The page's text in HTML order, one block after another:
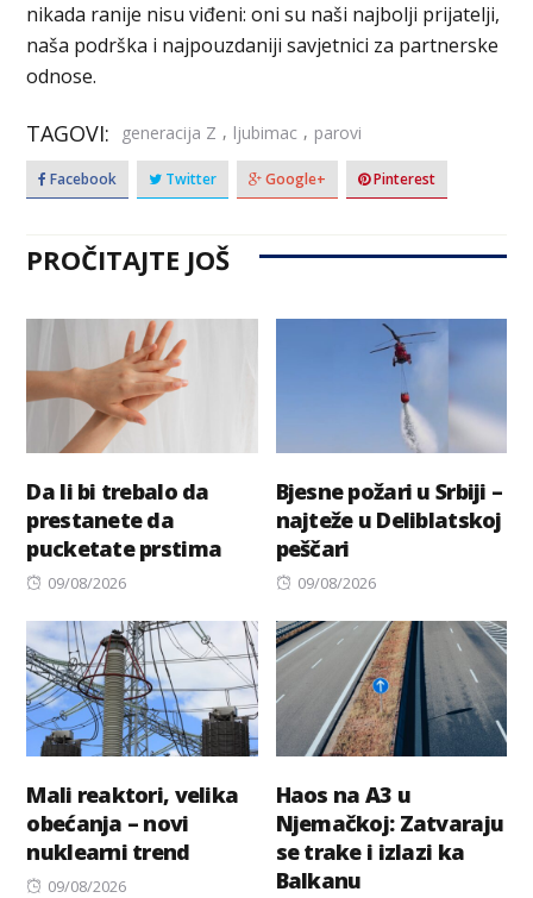
nikada ranije nisu viđeni: oni su naši najbolji prijatelji,
naša podrška i najpouzdaniji savjetnici za partnerske
odnose.
TAGOVI: generacija Z , ljubimac , parovi
Facebook Twitter Google+ Pinterest
PROČITAJTE JOŠ
Da li bi trebalo da
prestanete da
pucketate prstima
Posted
09/08/2026
Bjesne požari u Srbiji –
najteže u Deliblatskoj
peščari
Posted
09/08/2026
Mali reaktori, velika
obećanja – novi
nuklearni trend
Posted
09/08/2026
Haos na A3 u
Njemačkoj: Zatvaraju
se trake i izlazi ka
Balkanu